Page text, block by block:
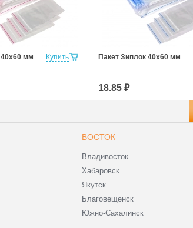
Купить
мм Пакет Зиплок 40х60 мм
18.85 ₽
ВОСТОК
Владивосток
Хабаровск
Якутск
Благовещенск
Южно-Сахалинск